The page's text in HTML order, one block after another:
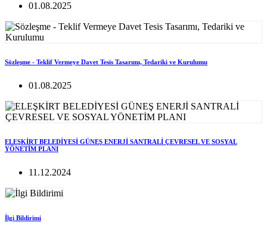
01.08.2025
Sözleşme - Teklif Vermeye Davet Tesis Tasarımı, Tedariki ve Kurulumu
01.08.2025
ELEŞKİRT BELEDİYESİ GÜNEŞ ENERJİ SANTRALİ ÇEVRESEL VE SOSYAL
YÖNETİM PLANI
11.12.2024
İlgi Bildirimi